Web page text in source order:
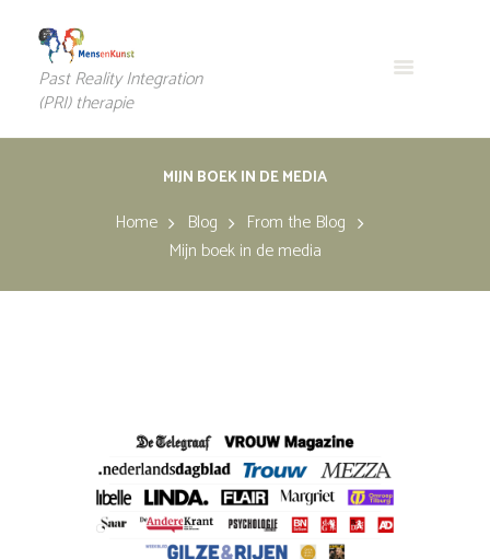
Past Reality Integration
(PRI) therapie
MIJN BOEK IN DE MEDIA
Home Blog
From the Blog
Mijn boek in de media